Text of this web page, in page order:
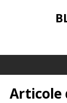
Articole